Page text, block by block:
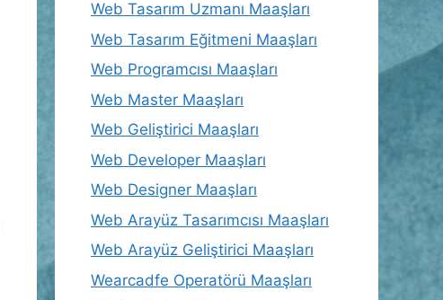
Web Tasarım Uzmanı Maaşları
Web Tasarım Eğitmeni Maaşları
Web Programcısı Maaşları
Web Master Maaşları
Web Geliştirici Maaşları
Web Developer Maaşları
Web Designer Maaşları
Web Arayüz Tasarımcısı Maaşları
Web Arayüz Geliştirici Maaşları
Wearcadfe Operatörü Maaşları